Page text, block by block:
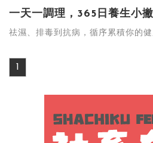
一天一調理，365日養生小
祛濕、排毒到抗病，循序累積你的健
1